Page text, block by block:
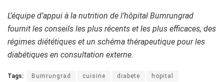
L’équipe d’appui à la nutrition de l’hôpital Bumrungrad
fournit les conseils les plus récents et les plus efficaces, des
régimes diététiques et un schéma thérapeutique pour les
diabétiques en consultation externe.
Tags: Bumrungrad cuisine diabete hopital